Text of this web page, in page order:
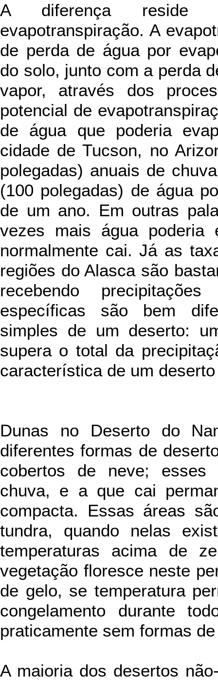
A diferença reside
evapotranspiração. A
de perda de água por
do solo, junto com a perda
vapor, através dos
potencial de
de água que poderia
cidade de Tucson, no
polegadas) anuais de
(100 polegadas) de água
de um ano. Em outras
vezes mais água poderia
normalmente cai. Já as
regiões do Alasca são
recebendo
específicas são bem
simples de um deserto:
supera o total da
característica de um
Dunas no Deserto do
diferentes formas de
cobertos de neve; esses
chuva, e a que cai
compacta. Essas áreas
tundra, quando nelas
temperaturas acima de
vegetação floresce neste
de gelo, se temperatura
congelamento durante
praticamente sem formas
A maioria dos desertos